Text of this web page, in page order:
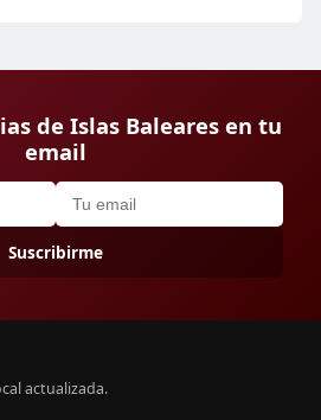
de Islas Baleares en tu
email
Suscribirme
actualizada.